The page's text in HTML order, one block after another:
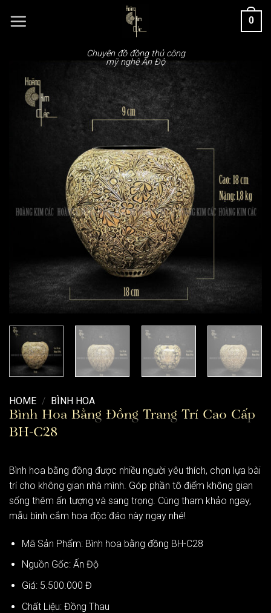
đến
Chuyên đồ đồng thủ công
mỹ nghệ Ấn Độ
0
HOME / BÌNH HOA
Bình Hoa Bằng Đồng Trang Trí Cao Cấp
BH-C28
Bình hoa bằng đồng được nhiều người yêu thích, chọn lựa bài
trí cho không gian nhà mình. Góp phần tô điểm không gian
sống thêm ấn tượng và sang trọng. Cùng tham khảo ngay,
mẫu bình cắm hoa độc đáo này ngay nhé!
Mã Sản Phẩm: Bình hoa bằng đồng BH-C28
Nguồn Gốc: Ấn Độ
Giá: 5.500.000 Đ
Chất Liệu: Đồng Thau